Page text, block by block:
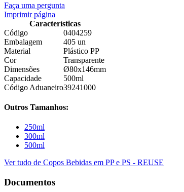
Faça uma pergunta
Imprimir página
Características
Código
0404259
Embalagem
405 un
Material
Plástico PP
Cor
Transparente
Dimensões
Ø80x146mm
Capacidade
500ml
Código Aduaneiro39241000
Outros Tamanhos:
250ml
300ml
500ml
Ver tudo de Copos Bebidas em PP e PS - REUSE
Documentos